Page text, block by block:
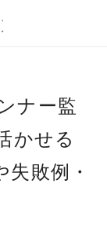
ナー監
かせる
敗例・